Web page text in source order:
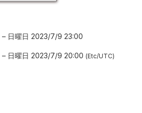
– 日曜日 2023/7/9 23:00
– 日曜日 2023/7/9 20:00 Etc/UTC